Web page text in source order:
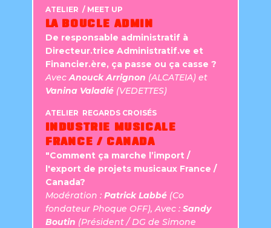
ATELIER / MEET UP
LA BOUCLE ADMIN
De responsable administratif à
Directeur.trice Administratif.ve et
Financier.ère, ça passe ou ça casse ?
AvecAnouck Arrignon (ALCATEIA) et
Vanina Valadié(VEDETTES)
ATELIER REGARDS CROISÉS
INDUSTRIE MUSICALE
FRANCE / CANADA
"Comment ça marche l’import /
l'export de projets musicaux France /
Canada?
Modération : Patrick Labbé(Co
fondateur Phoque OFF), Avec : Sandy
Boutin (Président / DG de Simone